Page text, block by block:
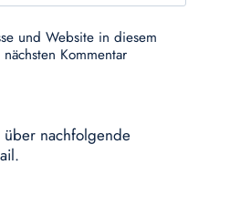
und Website in diesem
Kommentar
über nachfolgende